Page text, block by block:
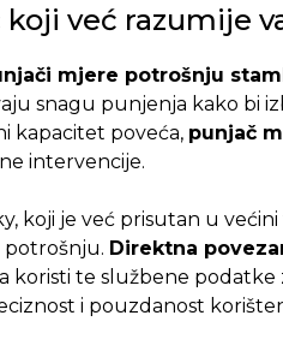
koji već razumije
mjere potrošnju
snagu punjenja kako bi
kapacitet poveća, punjač
intervencije.
koji je već prisutan u
Direktna
koristi te službene podatke
i pouzdanost